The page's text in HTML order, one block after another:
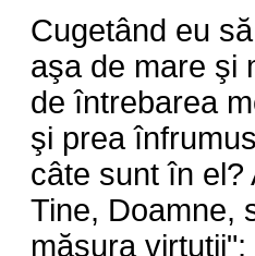
Cugetând eu
aşa de mare şi
de întrebarea
şi prea
câte sunt în el?
Tine, Doamne,
măsura